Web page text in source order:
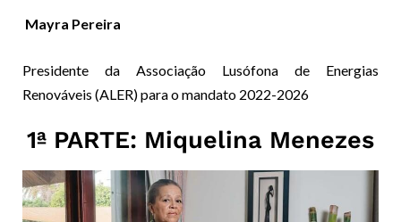
Mayra Pereira
Presidente da Associação Lusófona de Energias
Renováveis (ALER) para o mandato 2022-2026
1ª PARTE: Miquelina Menezes